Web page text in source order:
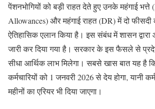
पेंशनभोगियों को बड़ी राहत देते हुए उनके महंगाई भत्ते
Allowances) और महंगाई राहत (DR) में दो फीसदी
ऐतिहासिक एलान किया है। इस संबंध में शासन
जारी कर दिया गया है। सरकार के इस फैसले से
सीधा आर्थिक लाभ मिलेगा। सबसे खास बात यह है
कर्मचारियों को 1 जनवरी 2026 से देय होगा, यानी
महीनों का एरियर भी दिया जाएगा।